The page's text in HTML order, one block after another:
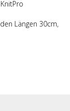
Längen 30cm,